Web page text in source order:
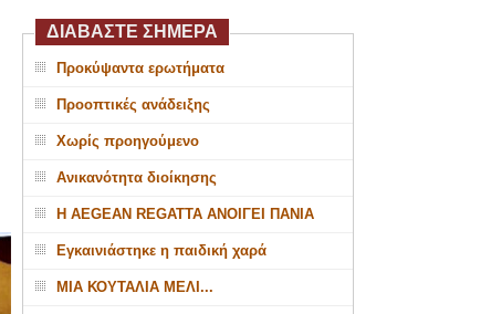
ΔΙΑΒΑΣΤΕ ΣΗΜΕΡΑ
Προκύψαντα ερωτήματα
Προοπτικές ανάδειξης
Χωρίς προηγούμενο
Ανικανότητα διοίκησης
Η AEGEAN REGATTA ΑΝΟΙΓΕΙ ΠΑΝΙΑ
Εγκαινιάστηκε η παιδική χαρά
ΜΙΑ ΚΟΥΤΑΛΙΑ ΜΕΛΙ...